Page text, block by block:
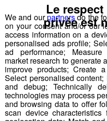
sorties en famille, avec
Déstination été !
Deux rendez-vous par
Radio Mont Blanc !
Déstination été ! Une
Nous vous poserons
bon choix entre les 3
We and ourpartnersdo the
on your consent and/or our
access information on a
personalised ads profile;
ad performance;
market research to generate
improve products; Create
Select personalised
and debug; Technically
technologies may process
and browsing data to offer
scan device
Le
privée est